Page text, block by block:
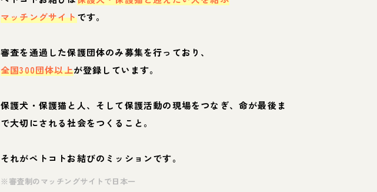
マッチングサイトです。
審査を通過した保護団体のみ募集を行っており、
全国300団体以上が登録しています。
保護犬・保護猫と人、そして保護活動の現場をつなぎ、命が最後ま
で大切にされる社会をつくること。
それがペトコトお結びのミッションです。
※審査制のマッチングサイトで日本一